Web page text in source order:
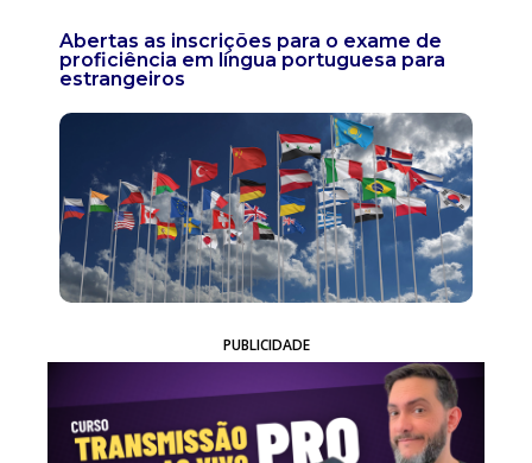
Abertas as inscrições para o exame de
proficiência em língua portuguesa para
estrangeiros
PUBLICIDADE